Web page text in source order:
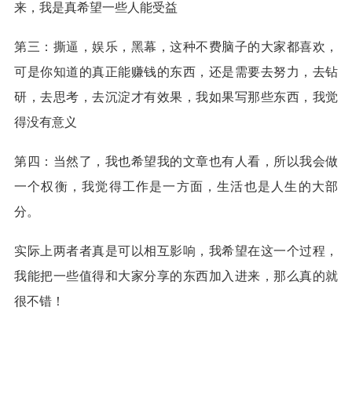
来，我是真希望一些人能受益
第三：撕逼，娱乐，黑幕，这种不费脑子的大家都喜欢，
可是你知道的真正能赚钱的东西，还是需要去努力，去钻
研，去思考，去沉淀才有效果，我如果写那些东西，我觉
得没有意义
第四：当然了，我也希望我的文章也有人看，所以我会做
一个权衡，我觉得工作是一方面，生活也是人生的大部
分。
实际上两者者真是可以相互影响，我希望在这一个过程，
我能把一些值得和大家分享的东西加入进来，那么真的就
很不错！